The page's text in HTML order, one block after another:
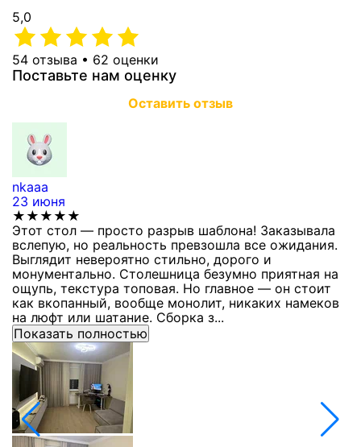
5,0
54 отзыва • 62 оценки
Поставьте нам оценку
Оставить отзыв
nkaaa
23 июня
★★★★★
Этот стол — просто разрыв шаблона! Заказывала
вслепую, но реальность превзошла все ожидания.
Выглядит невероятно стильно, дорого и
монументально. Столешница безумно приятная на
ощупь, текстура топовая. Но главное — он стоит
как вкопанный, вообще монолит, никаких намеков
на люфт или шатание. Сборка з...
Показать полностью